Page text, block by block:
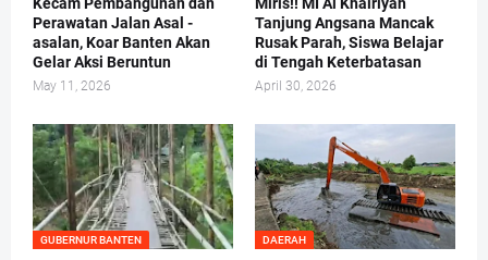
Kecam Pembangunan dan
Perawatan Jalan Asal -
asalan, Koar Banten Akan
Gelar Aksi Beruntun
May 11, 2026
Miris!! MI Al Khairiyah
Tanjung Angsana Mancak
Rusak Parah, Siswa Belajar
di Tengah Keterbatasan
April 30, 2026
GUBERNUR BANTEN DAERAH